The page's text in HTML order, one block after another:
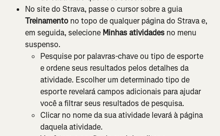
No site do Strava, passe o cursor sobre a guia
Treinamento no topo de qualquer página do Strava e,
em seguida, selecione Minhas atividades no menu
suspenso.
Pesquise por palavras-chave ou tipo de esporte
e ordene seus resultados pelos detalhes da
atividade. Escolher um determinado tipo de
esporte revelará campos adicionais para ajudar
você a filtrar seus resultados de pesquisa.
Clicar no nome da sua atividade levará à página
daquela atividade.